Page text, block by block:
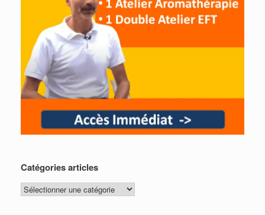
Catégories articles
Catégories
articles